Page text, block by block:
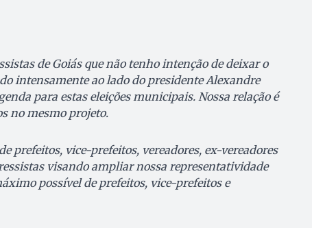
de Goiás que não tenho intenção de deixar o
intensamente ao lado do presidente Alexandre
para estas eleições municipais. Nossa relação é
no mesmo projeto.
prefeitos, vice-prefeitos, vereadores, ex-vereadores
visando ampliar nossa representatividade
possível de prefeitos, vice-prefeitos e